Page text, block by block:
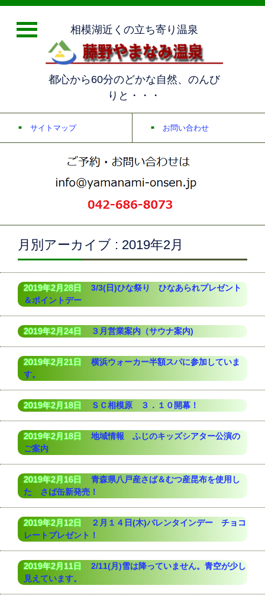
相模湖近くの立ち寄り温泉
都心から60分のどかな自然、のんび
りと・・・
サイトマップ お問い合わせ
月別アーカイブ : 2019年2月
2019年2月28日 3/3(日)ひな祭り ひなあられプレゼント
＆ポイントデー
2019年2月24日 ３月営業案内（サウナ案内)
2019年2月21日 横浜ウォーカー半額スパに参加していま
す。
2019年2月18日 ＳＣ相模原 ３．１０開幕！
2019年2月18日 地域情報 ふじのキッズシアター公演の
ご案内
2019年2月16日 青森県八戸産さば＆むつ産昆布を使用し
た さば缶新発売！
2019年2月12日
２月１４日(木)バレンタインデー チョコ
レートプレゼント！
2019年2月11日 2/11(月)雪は降っていません。青空が少し
見えています。